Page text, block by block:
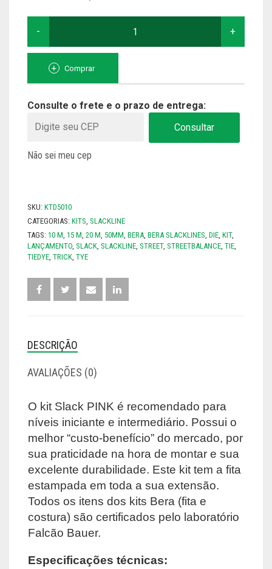
PINK
-
METROS
QUANTIDADE
Comprar
Consulte o frete e o prazo de entrega:
Consultar
Não sei meu cep
SKU: KTD5010
CATEGORIAS: KITS SLACKLINE
TAGS: 10 M 15 M 20 M 50MM BERA BERA SLACKLINES DIE KIT,
LANÇAMENTO SLACK SLACKLINE STREET, STREETBALANCE TIE
TIEDYE TRICK TYE
DESCRIÇÃO
AVALIAÇÕES (0)
O kit Slack PINK é recomendado para
níveis iniciante e intermediário. Possui o
melhor “custo-benefício” do mercado, por
sua praticidade na hora de montar e sua
excelente durabilidade. Este kit tem a fita
estampada em toda a sua extensão.
Todos os itens dos kits Bera (fita e
costura) são certificados pelo laboratório
Falcão Bauer.
Especificações técnicas: